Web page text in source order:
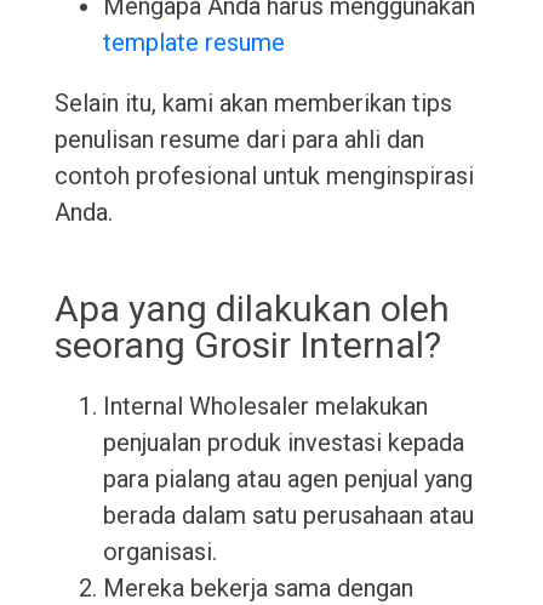
Mengapa Anda harus menggunakan
template resume
Selain itu, kami akan memberikan tips
penulisan resume dari para ahli dan
contoh profesional untuk menginspirasi
Anda.
Apa yang dilakukan oleh
seorang Grosir Internal?
Internal Wholesaler melakukan
penjualan produk investasi kepada
para pialang atau agen penjual yang
berada dalam satu perusahaan atau
organisasi.
Mereka bekerja sama dengan